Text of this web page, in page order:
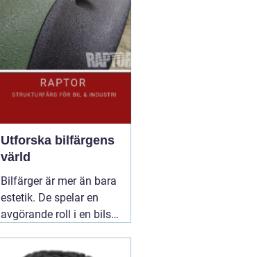
Utforska bilfärgens
värld
Bilfärger är mer än bara
estetik. De spelar en
avgörande roll i en bils
man ser en blank röd